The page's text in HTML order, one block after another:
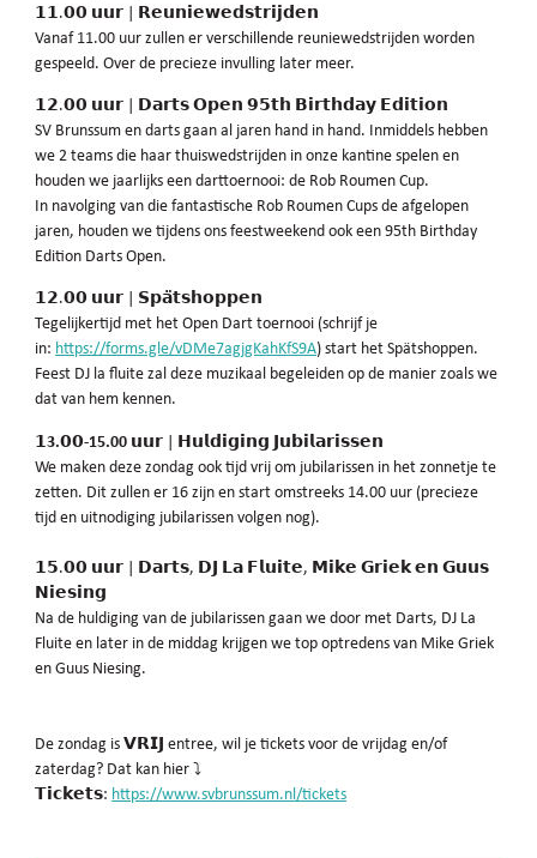
𝟭𝟭.𝟬𝟬 𝘂𝘂𝗿 | 𝗥𝗲𝘂𝗻𝗶𝗲𝘄𝗲𝗱𝘀𝘁𝗿𝗶𝗷𝗱𝗲𝗻
Vanaf 11.00 uur zullen er verschillende reuniewedstrijden worden
gespeeld. Over de precieze invulling later meer.
𝟭𝟮.𝟬𝟬 𝘂𝘂𝗿 | 𝗗𝗮𝗿𝘁𝘀 𝗢𝗽𝗲𝗻 𝟵𝟱𝘁𝗵 𝗕𝗶𝗿𝘁𝗵𝗱𝗮𝘆 𝗘𝗱𝗶𝘁𝗶𝗼𝗻
SV Brunssum en darts gaan al jaren hand in hand. Inmiddels hebben
we 2 teams die haar thuiswedstrijden in onze kantine spelen en
houden we jaarlijks een darttoernooi: de Rob Roumen Cup.
In navolging van die fantastische Rob Roumen Cups de afgelopen
jaren, houden we tijdens ons feestweekend ook een 95th Birthday
Edition Darts Open.
𝟭𝟮.𝟬𝟬 𝘂𝘂𝗿 | 𝗦𝗽𝗮̈𝘁𝘀𝗵𝗼𝗽𝗽𝗲𝗻
Tegelijkertijd met het Open Dart toernooi (schrijf je
in: https://forms.gle/vDMe7agjgKahKfS9A)start het Spätshoppen.
Feest DJ la fluite zal deze muzikaal begeleiden op de manier zoals we
dat van hem kennen.
𝟭3.𝟬𝟬-15.00 𝘂𝘂𝗿 | 𝗛𝘂𝗹𝗱𝗶𝗴𝗶𝗻𝗴 𝗝𝘂𝗯𝗶𝗹𝗮𝗿𝗶𝘀𝘀𝗲𝗻
We maken deze zondag ook tijd vrij om jubilarissen in het zonnetje te
zetten. Dit zullen er 16 zijn en start omstreeks 14.00 uur (precieze
tijd en uitnodiging jubilarissen volgen nog).
𝟭𝟱.𝟬𝟬 𝘂𝘂𝗿 | 𝗗𝗮𝗿𝘁𝘀, 𝗗𝗝 𝗟𝗮 𝗙𝗹𝘂𝗶𝘁𝗲, 𝗠𝗶𝗸𝗲 𝗚𝗿𝗶𝗲𝗸𝗲𝗻 𝗚𝘂𝘂𝘀
𝗡𝗶𝗲𝘀𝗶𝗻𝗴
Na de huldiging van de jubilarissen gaan we door met Darts, DJ La
Fluite en later in de middag krijgen we top optredens van Mike Griek
en Guus Niesing.
De zondag is𝗩𝗥𝗜𝗝 entree, wil je tickets voor de vrijdag en/of
zaterdag? Dat kan hier⤵
𝗧𝗶𝗰𝗸𝗲𝘁𝘀: https://www.svbrunssum.nl/tickets